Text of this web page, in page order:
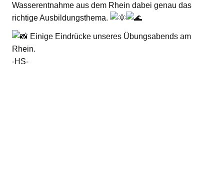
Wasserentnahme aus dem Rhein dabei genau das
richtige Ausbildungsthema.
Einige Eindrücke unseres Übungsabends am
Rhein.
-HS-